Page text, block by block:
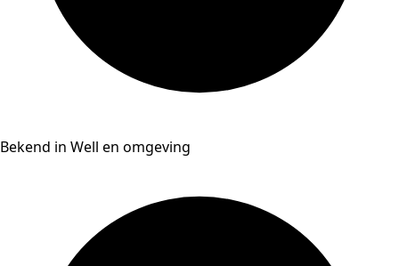
Bekend in Well en omgeving